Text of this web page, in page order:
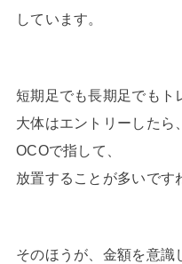
しています。
短期足でも長期足でもト
大体はエントリーしたら
OCOで指して、
放置することが多いです
そのほうが、金額を意識